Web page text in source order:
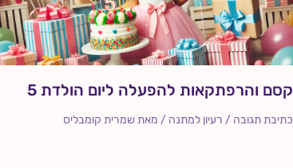
קסם והרפתקאות להפעלה ליום הולדת 5
כתיבת תגובה / רעיון למתנה / מאת שמרית קומבליס